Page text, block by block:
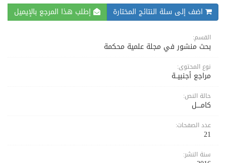
اضف إلى سلة النتائج المختارة إطلب هذا المرجع بالإيميل
القسم:
بحث منشور في مجلة علمية محكمة
نوع المحتوى:
مراجع أجنبيــة
حالة النص:
كامــــل
عدد الصفحات:
21
سنة النشر: